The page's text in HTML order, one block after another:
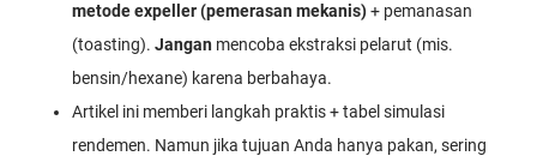
metode expeller (pemerasan mekanis)+ pemanasan
(toasting). Jangan mencoba ekstraksi pelarut (mis.
bensin/hexane) karena berbahaya.
Artikel ini memberi langkah praktis + tabel simulasi
rendemen. Namun jika tujuan Anda hanya pakan, sering